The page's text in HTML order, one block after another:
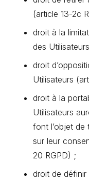
(article 13-2c
droit à la
des
droit
Utilisateurs
droit à la
Utilisateurs
font l’objet de
sur leur
20 RGPD) ;
droit de